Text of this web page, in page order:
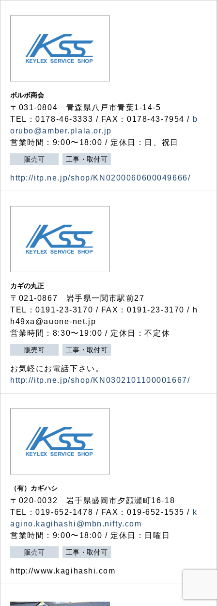
ボルボ商会
〒031-0804 青森県八戸市青葉1-14-5
TEL：0178-46-3333 / FAX：0178-43-7954 / b
orubo@amber.plala.or.jp
営業時間：9:00〜18:00 / 定休日：日、祝日
販売可 工事・取付可
http://itp.ne.jp/shop/KN0200060600049666/
カギの丸正
〒021-0867 岩手県一関市駅前27
TEL：0191-23-3170 / FAX：0191-23-3170 / h
h49xa@auone-net.jp
営業時間：8:30〜19:00 / 定休日：不定休
販売可 工事・取付可
お気軽にお電話下さい。
http://itp.ne.jp/shop/KN0302101100001667/
（有）カギハシ
〒020-0032 岩手県盛岡市夕顔瀬町16-18
TEL：019-652-1478 / FAX：019-652-1535 / k
agino.kagihashi@mbn.nifty.com
営業時間：9:00〜18:00 / 定休日：日曜日
販売可 工事・取付可
http://www.kagihashi.com